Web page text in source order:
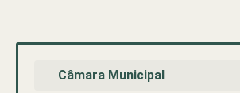
Câmara Municipal